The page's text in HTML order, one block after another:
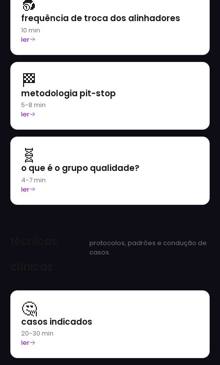
🔂
frequência de troca dos alinhadores
10 min
ler
🏁
metodologia pit-stop
5-8 min
ler
🧬
o que é o grupo qualidade?
4-7 min
ler
protocolos, padrões e condução de
casos.
🤔
casos indicados
20-30 min
ler